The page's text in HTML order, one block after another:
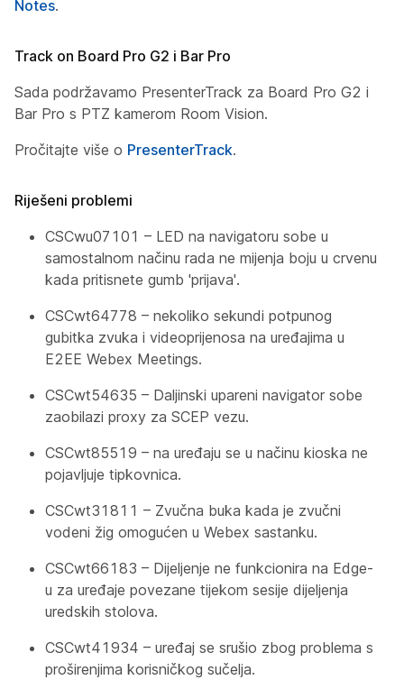
Notes.
Track on Board Pro G2 i Bar Pro
Sada podržavamo PresenterTrack za Board Pro G2 i
Bar Pro s PTZ kamerom Room Vision.
Pročitajte više o PresenterTrack.
Riješeni problemi
CSCwu07101 – LED na navigatoru sobe u
samostalnom načinu rada ne mijenja boju u crvenu
kada pritisnete gumb 'prijava'.
CSCwt64778 – nekoliko sekundi potpunog
gubitka zvuka i videoprijenosa na uređajima u
E2EE Webex Meetings.
CSCwt54635 – Daljinski upareni navigator sobe
zaobilazi proxy za SCEP vezu.
CSCwt85519 – na uređaju se u načinu kioska ne
pojavljuje tipkovnica.
CSCwt31811 – Zvučna buka kada je zvučni
vodeni žig omogućen u Webex sastanku.
CSCwt66183 – Dijeljenje ne funkcionira na Edge-
u za uređaje povezane tijekom sesije dijeljenja
uredskih stolova.
CSCwt41934 – uređaj se srušio zbog problema s
proširenjima korisničkog sučelja.